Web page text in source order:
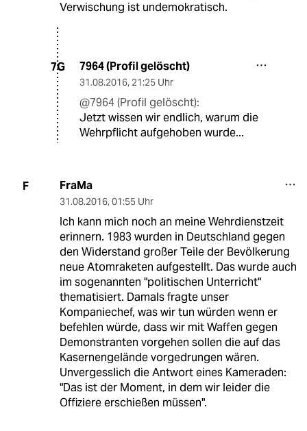
Verwischung ist undemokratisch.
7G 7964 (Profil gelöscht)
31.08.2016, 21:25 Uhr
@7964 (Profil gelöscht):
Jetzt wissen wir endlich, warum die
Wehrpflicht aufgehoben wurde...
F FraMa
31.08.2016, 01:55 Uhr
Ich kann mich noch an meine Wehrdienstzeit
erinnern. 1983 wurden in Deutschland gegen
den Widerstand großer Teile der Bevölkerung
neue Atomraketen aufgestellt. Das wurde auch
im sogenannten "politischen Unterricht"
thematisiert. Damals fragte unser
Kompaniechef, was wir tun würden wenn er
befehlen würde, dass wir mit Waffen gegen
Demonstranten vorgehen sollen die auf das
Kasernengelände vorgedrungen wären.
Unvergesslich die Antwort eines Kameraden:
"Das ist der Moment, in dem wir leider die
Offiziere erschießen müssen".